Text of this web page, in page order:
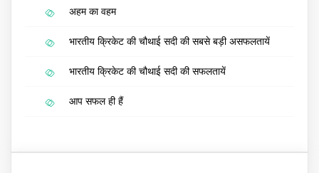
अहम का वहम
भारतीय क्रिकेट की चौथाई सदी की सबसे बड़ी असफलतायें
भारतीय क्रिकेट की चौथाई सदी की सफलतायें
आप सफल ही हैं